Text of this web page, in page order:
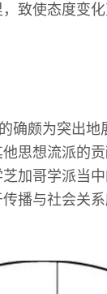
致使态度变
确颇为突出地
思想流派的贡
加哥学派当中
播与社会关系